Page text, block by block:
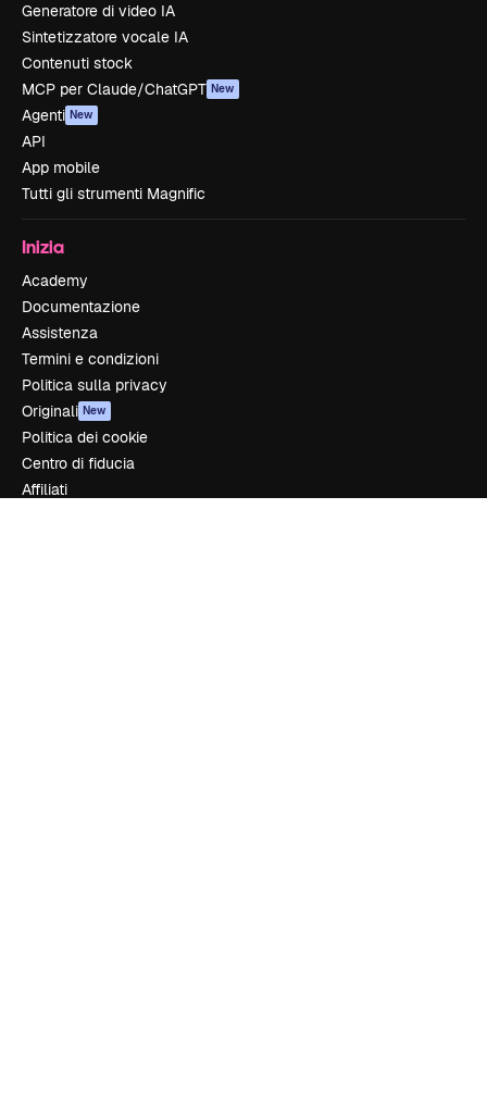
Generatore di video IA
Sintetizzatore vocale IA
Contenuti stock
MCP per Claude/ChatGPT New
Agenti New
API
App mobile
Tutti gli strumenti Magnific
Inizia
Academy
Documentazione
Assistenza
Termini e condizioni
Politica sulla privacy
Originali New
Politica dei cookie
Centro di fiducia
Affiliati